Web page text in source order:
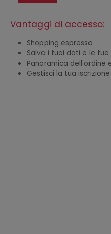
Vantaggi di accesso:
Shopping espresso
Salva i tuoi dati e le
Panoramica dell'ordine
Gestisci la tua